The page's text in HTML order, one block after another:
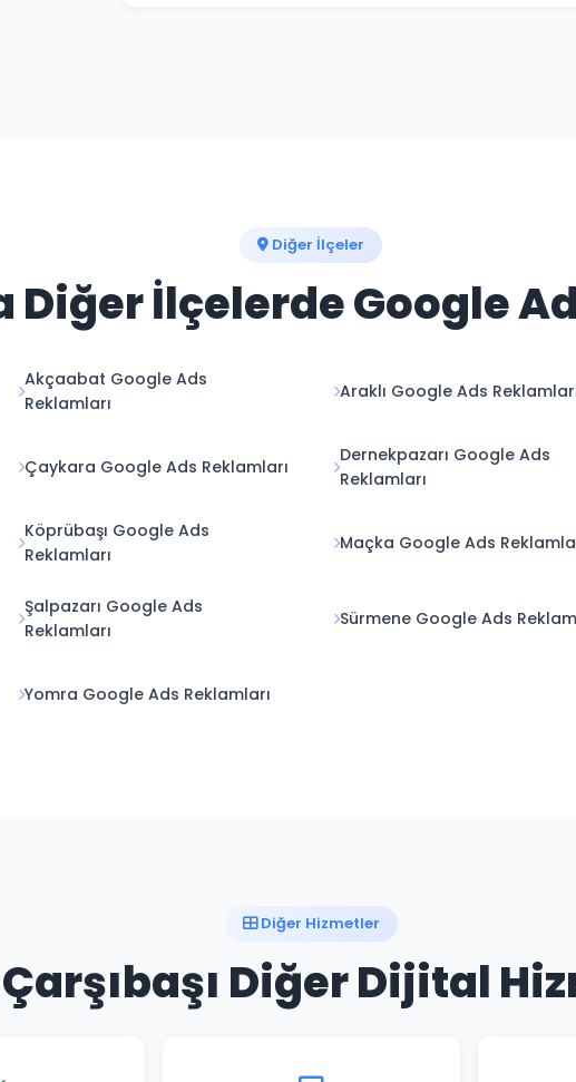
Diğer İlçeler
Diğer İlçelerde Google
Akçaabat Google Ads
Reklamları
Araklı Google Ads
Çaykara Google Ads Reklamları
Dernekpazarı Google Ads
Reklamları
Köprübaşı Google Ads
Reklamları
Maçka Google Ads
Şalpazarı Google Ads
Reklamları
Sürmene Google Ads
Yomra Google Ads Reklamları
Diğer Hizmetler
Diğer Dijital